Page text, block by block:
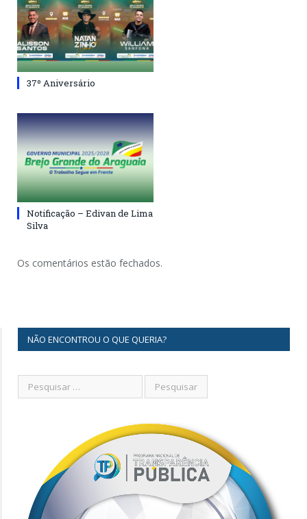
37º Aniversário
Notificação – Edivan de Lima
Silva
Os comentários estão fechados.
NÃO ENCONTROU O QUE QUERIA?